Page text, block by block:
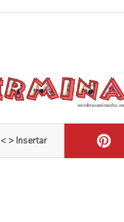
< > Insertar